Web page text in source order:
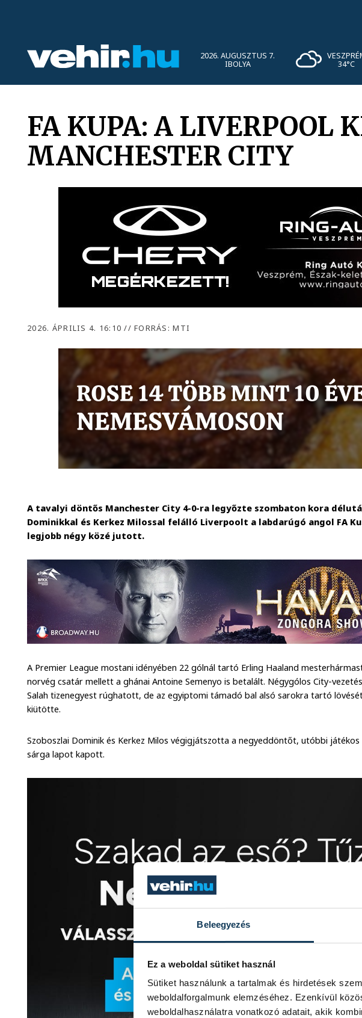
Beleegyezés
Ez a weboldal sütiket használ
Sütiket használunk a tartalmak és hirdetések
weboldalforgalmunk elemzéséhez. Ezenkívül
weboldalhasználatra vonatkozó adatait, akik
2026. AUGUSZTUS 7.
IBOLYA 34°C
FA KUPA: A LIVERPOOL
MANCHESTER CITY
2026. ÁPRILIS 4. 16:10// FORRÁS: MTI
A tavalyi döntős Manchester City 4-0-ra legyőzte szombaton kora
Dominikkal és Kerkez Milossal felálló Liverpoolt a labdarúgó angol FA
legjobb négy közé jutott.
A Premier League mostani idényében 22 gólnál tartó Erling Haaland
norvég csatár mellett a ghánai Antoine Semenyo is betalált. Négygólos City-
Salah tizenegyest rúghatott, de az egyiptomi támadó bal alsó sarokra tartó
kiütötte.
Szoboszlai Dominik és Kerkez Milos végigjátszotta a negyeddöntőt, utóbbi játékos
sárga lapot kapott.